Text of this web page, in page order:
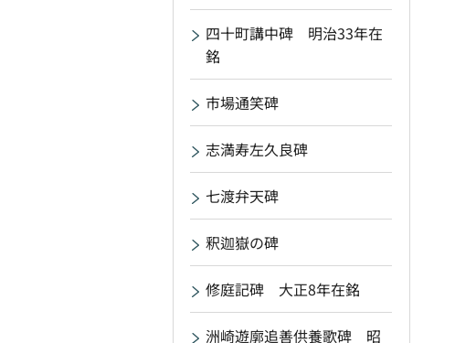
四十町講中碑 明治33年在
銘
市場通笑碑
志満寿左久良碑
七渡弁天碑
釈迦嶽の碑
修庭記碑 大正8年在銘
洲崎遊廓追善供養歌碑 昭